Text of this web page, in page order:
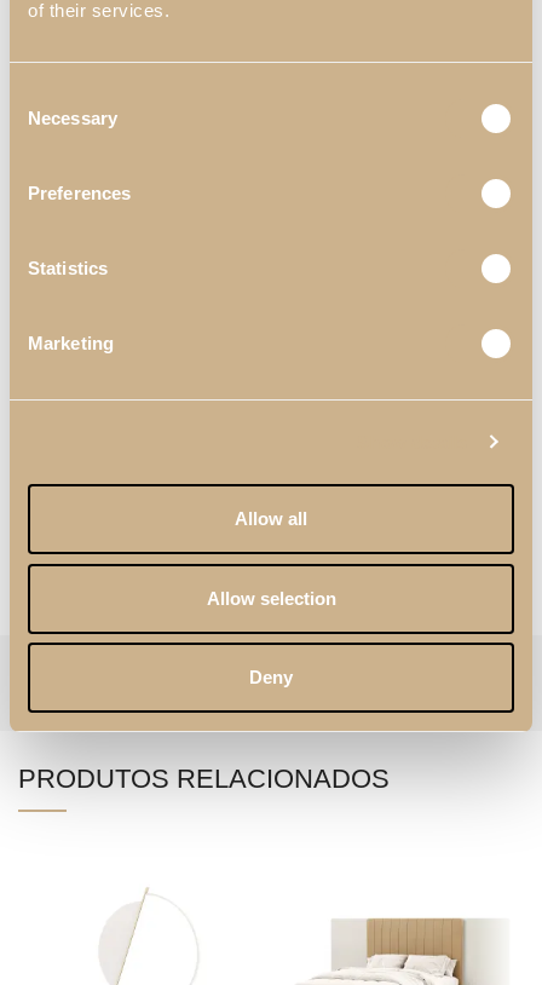
of their services.
Selection
Necessary
Preferences
Statistics
Marketing
Allow all
Allow selection
Deny
PERSONALIZAÇÃO
,
PRODUTOS RELACIONADOS